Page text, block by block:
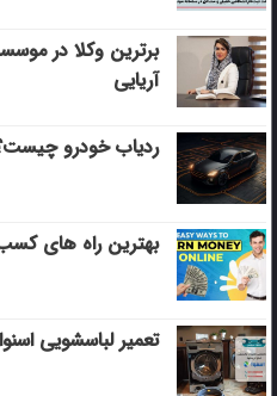
برترین وکلا در
آریایی
ردیاب خودرو
بهترین راه های
تعمیر لباسشویی